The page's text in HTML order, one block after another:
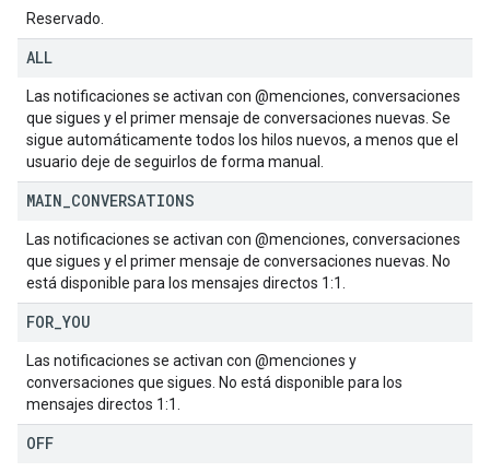
Reservado.
ALL
Las notificaciones se activan con @menciones, conversaciones
que sigues y el primer mensaje de conversaciones nuevas. Se
sigue automáticamente todos los hilos nuevos, a menos que el
usuario deje de seguirlos de forma manual.
MAIN CONVERSATIONS
Las notificaciones se activan con @menciones, conversaciones
que sigues y el primer mensaje de conversaciones nuevas. No
está disponible para los mensajes directos 1:1.
FOR YOU
Las notificaciones se activan con @menciones y
conversaciones que sigues. No está disponible para los
mensajes directos 1:1.
OFF